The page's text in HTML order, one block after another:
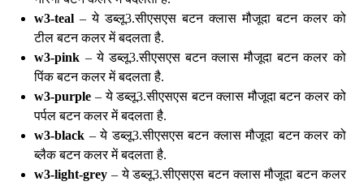
w3-teal – ये डब्लू3.सीएसएस बटन क्लास मौजूदा बटन कलर को
टील बटन कलर में बदलता है.
w3-pink – ये डब्लू3.सीएसएस बटन क्लास मौजूदा बटन कलर को
पिंक बटन कलर में बदलता है.
w3-purple – ये डब्लू3.सीएसएस बटन क्लास मौजूदा बटन कलर को
पर्पल बटन कलर में बदलता है.
w3-black – ये डब्लू3.सीएसएस बटन क्लास मौजूदा बटन कलर को
ब्लैक बटन कलर में बदलता है.
w3-light-grey – ये डब्लू3.सीएसएस बटन क्लास मौजूदा बटन कलर